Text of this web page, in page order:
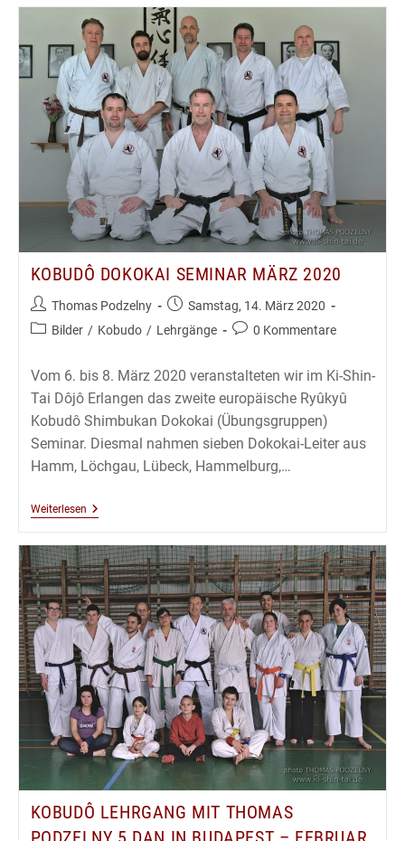
Kyû
Prüfungen
24.7.2020
KOBUDÔ DOKOKAI SEMINAR MÄRZ 2020
Beitrags-
Autor:
Thomas Podzelny
Beitrag
veröffentlicht:
Samstag, 14. März 2020
Beitrags-
Bilder / Kobudo / Lehrgänge
Beitrags-
0 Kommentare
Vom 6. bis 8. März 2020 veranstalteten wir im Ki-Shin-
Tai Dôjô Erlangen das zweite europäische Ryûkyû
Kobudô Shimbukan Dokokai (Übungsgruppen)
Seminar. Diesmal nahmen sieben Dokokai-Leiter aus
Hamm, Löchgau, Lübeck, Hammelburg,…
WeiterlesenKobudô
März
2020
KOBUDÔ LEHRGANG MIT THOMAS